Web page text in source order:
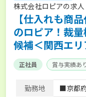
株式会社ロピアの求人
【仕入れも商
のロピア！裁
候補＜関西エリ
正社員 賞与実績あ
勤務地
■京都